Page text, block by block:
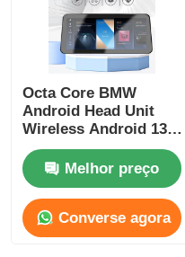
Octa Core BMW
Android Head Unit
Wireless Android 13
Car Player 1920 * 720
Melhor preço
Converse agora